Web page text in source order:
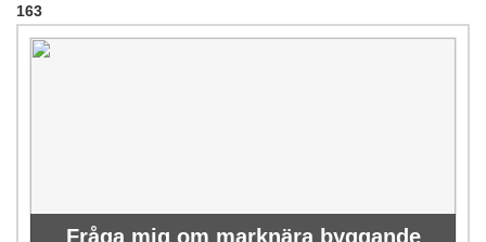
163
Fråga mig om marknära byggande